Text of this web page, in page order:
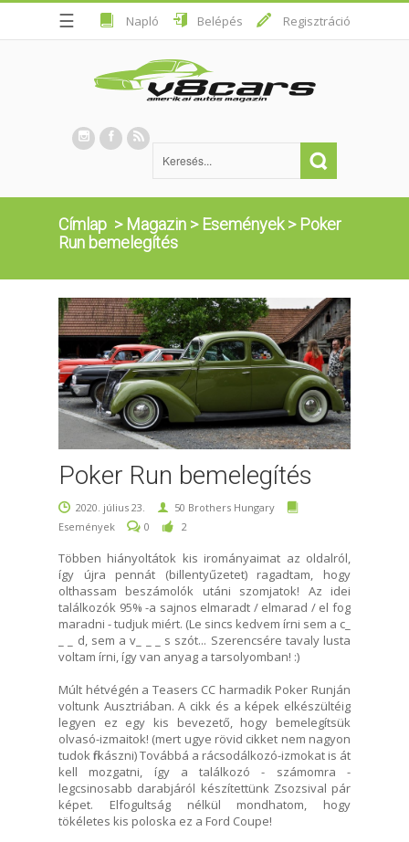
☰ Napló Belépés Regisztráció
Címlap > Magazin > Események> Poker
Run bemelegítés
Poker Run bemelegítés
2020. július 23.
50 Brothers Hungary
Események
0 2
Többen hiányoltátok kis irományaimat az oldalról,
így újra pennát (billentyűzetet) ragadtam, hogy
olthassam beszámolók utáni szomjatok! Az idei
találkozók 95% -a sajnos elmaradt / elmarad / el fog
maradni - tudjuk miért. (Le sincs kedvem írni sem a c_
_ _ d, sem a v_ _ _ s szót... Szerencsére tavaly lusta
voltam írni, így van anyag a tarsolyomban! :)
Múlt hétvégén a Teasers CC harmadik Poker Runján
voltunk Ausztriában. A cikk és a képek elkészültéig
legyen ez egy kis bevezető, hogy bemelegítsük
olvasó-izmaitok! (mert ugye rövid cikket nem nagyon
tudok firkászni) Továbbá a rácsodálkozó-izmokat is át
kell mozgatni, így a találkozó - számomra -
legcsinosabb darabjáról készítettünk Zsozsival pár
képet. Elfogultság nélkül mondhatom, hogy
tökéletes kis poloska ez a Ford Coupe!